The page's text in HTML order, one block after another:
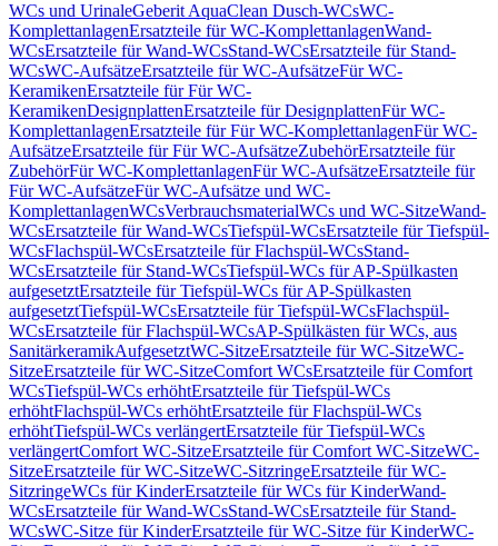
WCs und UrinaleGeberit AquaClean Dusch-WCsWC-
KomplettanlagenErsatzteile für WC-KomplettanlagenWand-
WCsErsatzteile für Wand-WCsStand-WCsErsatzteile für Stand-
WCsWC-AufsätzeErsatzteile für WC-AufsätzeFür WC-
KeramikenErsatzteile für Für WC-
KeramikenDesignplattenErsatzteile für DesignplattenFür WC-
KomplettanlagenErsatzteile für Für WC-KomplettanlagenFür WC-
AufsätzeErsatzteile für Für WC-AufsätzeZubehörErsatzteile für
ZubehörFür WC-KomplettanlagenFür WC-AufsätzeErsatzteile für
Für WC-AufsätzeFür WC-Aufsätze und WC-
KomplettanlagenWCsVerbrauchsmaterialWCs und WC-SitzeWand-
WCsErsatzteile für Wand-WCsTiefspül-WCsErsatzteile für Tiefspül-
WCsFlachspül-WCsErsatzteile für Flachspül-WCsStand-
WCsErsatzteile für Stand-WCsTiefspül-WCs für AP-Spülkasten
aufgesetztErsatzteile für Tiefspül-WCs für AP-Spülkasten
aufgesetztTiefspül-WCsErsatzteile für Tiefspül-WCsFlachspül-
WCsErsatzteile für Flachspül-WCsAP-Spülkästen für WCs, aus
SanitärkeramikAufgesetztWC-SitzeErsatzteile für WC-SitzeWC-
SitzeErsatzteile für WC-SitzeComfort WCsErsatzteile für Comfort
WCsTiefspül-WCs erhöhtErsatzteile für Tiefspül-WCs
erhöhtFlachspül-WCs erhöhtErsatzteile für Flachspül-WCs
erhöhtTiefspül-WCs verlängertErsatzteile für Tiefspül-WCs
verlängertComfort WC-SitzeErsatzteile für Comfort WC-SitzeWC-
SitzeErsatzteile für WC-SitzeWC-SitzringeErsatzteile für WC-
SitzringeWCs für KinderErsatzteile für WCs für KinderWand-
WCsErsatzteile für Wand-WCsStand-WCsErsatzteile für Stand-
WCsWC-Sitze für KinderErsatzteile für WC-Sitze für KinderWC-